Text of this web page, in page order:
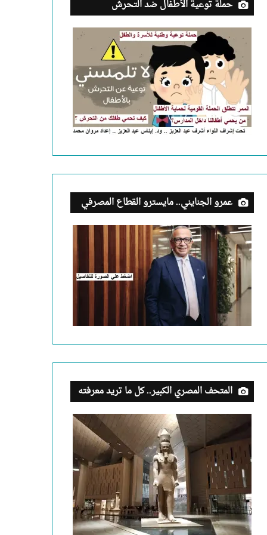
حملة توعية الأطفال ضد التحرش
عمرو الجنايني.. مايسترو القطاع المصرفي
المتحف المصري الكبير.. كل ما تريد معرفته